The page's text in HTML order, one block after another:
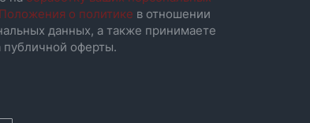
Положения о политике в отношении
данных, а также принимаете
публичной оферты.